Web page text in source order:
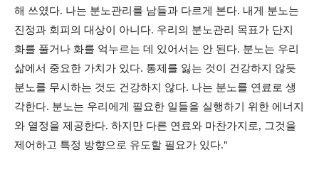
해 쓰였다. 나는 분노관리를 남들과 다르게 본다. 내게 분노는
진정과 회피의 대상이 아니다. 우리의 분노관리 목표가 단지
화를 풀거나 화를 억누르는 데 있어서는 안 된다. 분노는 우리
삶에서 중요한 가치가 있다. 통제를 잃는 것이 건강하지 않듯
분노를 무시하는 것도 건강하지 않다. 나는 분노를 연료로 생
각한다. 분노는 우리에게 필요한 일들을 실행하기 위한 에너지
와 열정을 제공한다. 하지만 다른 연료와 마찬가지로, 그것을
제어하고 특정 방향으로 유도할 필요가 있다."